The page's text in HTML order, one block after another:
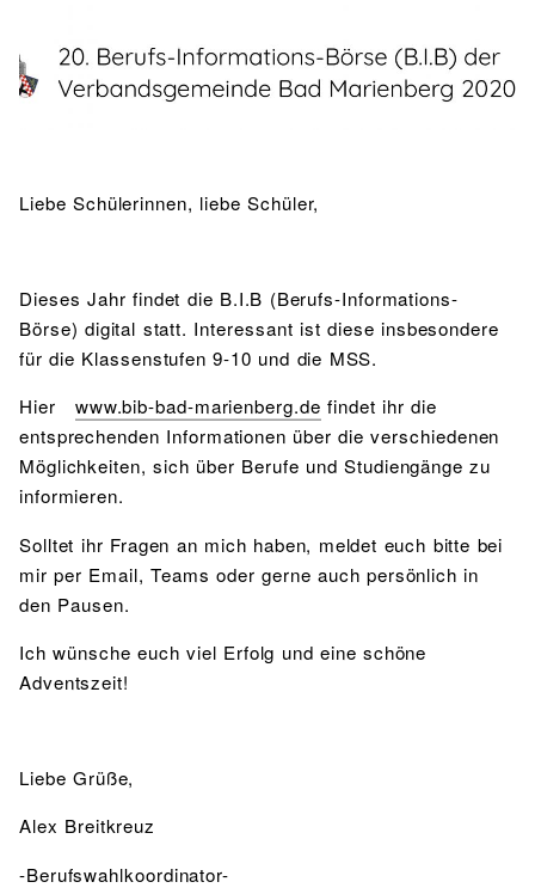
Bibliothek Bibliothekskatalog
Schulbuchausleihe
Lehrmittelfreiheit
Buchempfehlungen
SPORT
Sport als Leistungsfach Exkursionen
Wettkämpfe
Liebe Schülerinnen, liebe Schüler,
Dieses Jahr findet die B.I.B (Berufs-Informations-
Börse) digital statt. Interessant ist diese insbesondere
für die Klassenstufen 9-10 und die MSS.
Hier www.bib-bad-marienberg.de findet ihr die
entsprechenden Informationen über die verschiedenen
Möglichkeiten, sich über Berufe und Studiengänge zu
informieren.
Solltet ihr Fragen an mich haben, meldet euch bitte bei
mir per Email, Teams oder gerne auch persönlich in
den Pausen.
Ich wünsche euch viel Erfolg und eine schöne
Adventszeit!
Liebe Grüße,
Alex Breitkreuz
-Berufswahlkoordinator-